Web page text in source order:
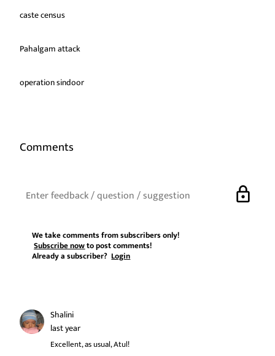
caste census
Pahalgam attack
operation sindoor
Comments
lock
We take comments from subscribers only!
Subscribe nowto post comments!
Already a subscriber?Login
Shalini
last year
Excellent, as usual, Atul!